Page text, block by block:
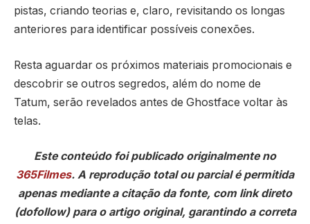
pistas, criando teorias e, claro, revisitando os longas
anteriores para identificar possíveis conexões.
Resta aguardar os próximos materiais promocionais e
descobrir se outros segredos, além do nome de
Tatum, serão revelados antes de Ghostface voltar às
telas.
Este conteúdo foi publicado originalmente no
365Filmes. A reprodução total ou parcial é permitida
apenas mediante a citação da fonte, com link direto
(dofollow) para o artigo original, garantindo a correta